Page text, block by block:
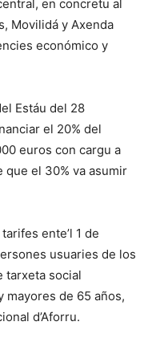
en concretu al
Movilidá y Axenda
económico y
Estáu del 28
el 20% del
euros con cargu a
el 30% va asumir
ente’l 1 de
usuaries de los
tarxeta social
mayores de 65 años,
d’Aforru.